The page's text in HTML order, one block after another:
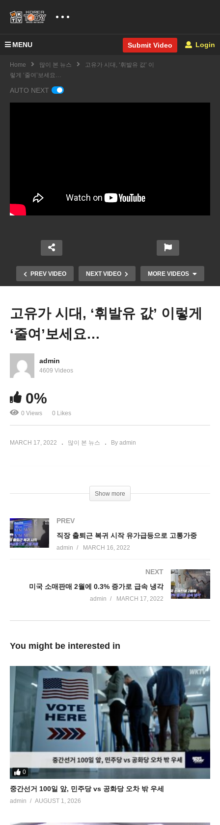
MENU Submit Video Login
Home 많이 본 뉴스
고유가 시대, ‘휘발유 값’ 이
렇게 ‘줄여’보세요…
AUTO NEXT
PREV VIDEO NEXT VIDEO MORE VIDEOS
2.8% 둔화
고유가 시대, ‘휘발유 값’ 이렇게
‘줄여’보세요…
admin
4609 Videos
0%
0 Views 0 Likes
MARCH 17, 2022 많이 본 뉴스 By admin
Show more
PREV
직장 출퇴근 복귀 시작 유가급등으로 고통가중
admin MARCH 16, 2022
NEXT
미국 소매판매 2월에 0.3% 증가로 급속 냉각
admin MARCH 17, 2022
You might be interested in
0
중간선거 100일 앞, 민주당 vs 공화당 오차 밖 우세
admin AUGUST 1, 2026